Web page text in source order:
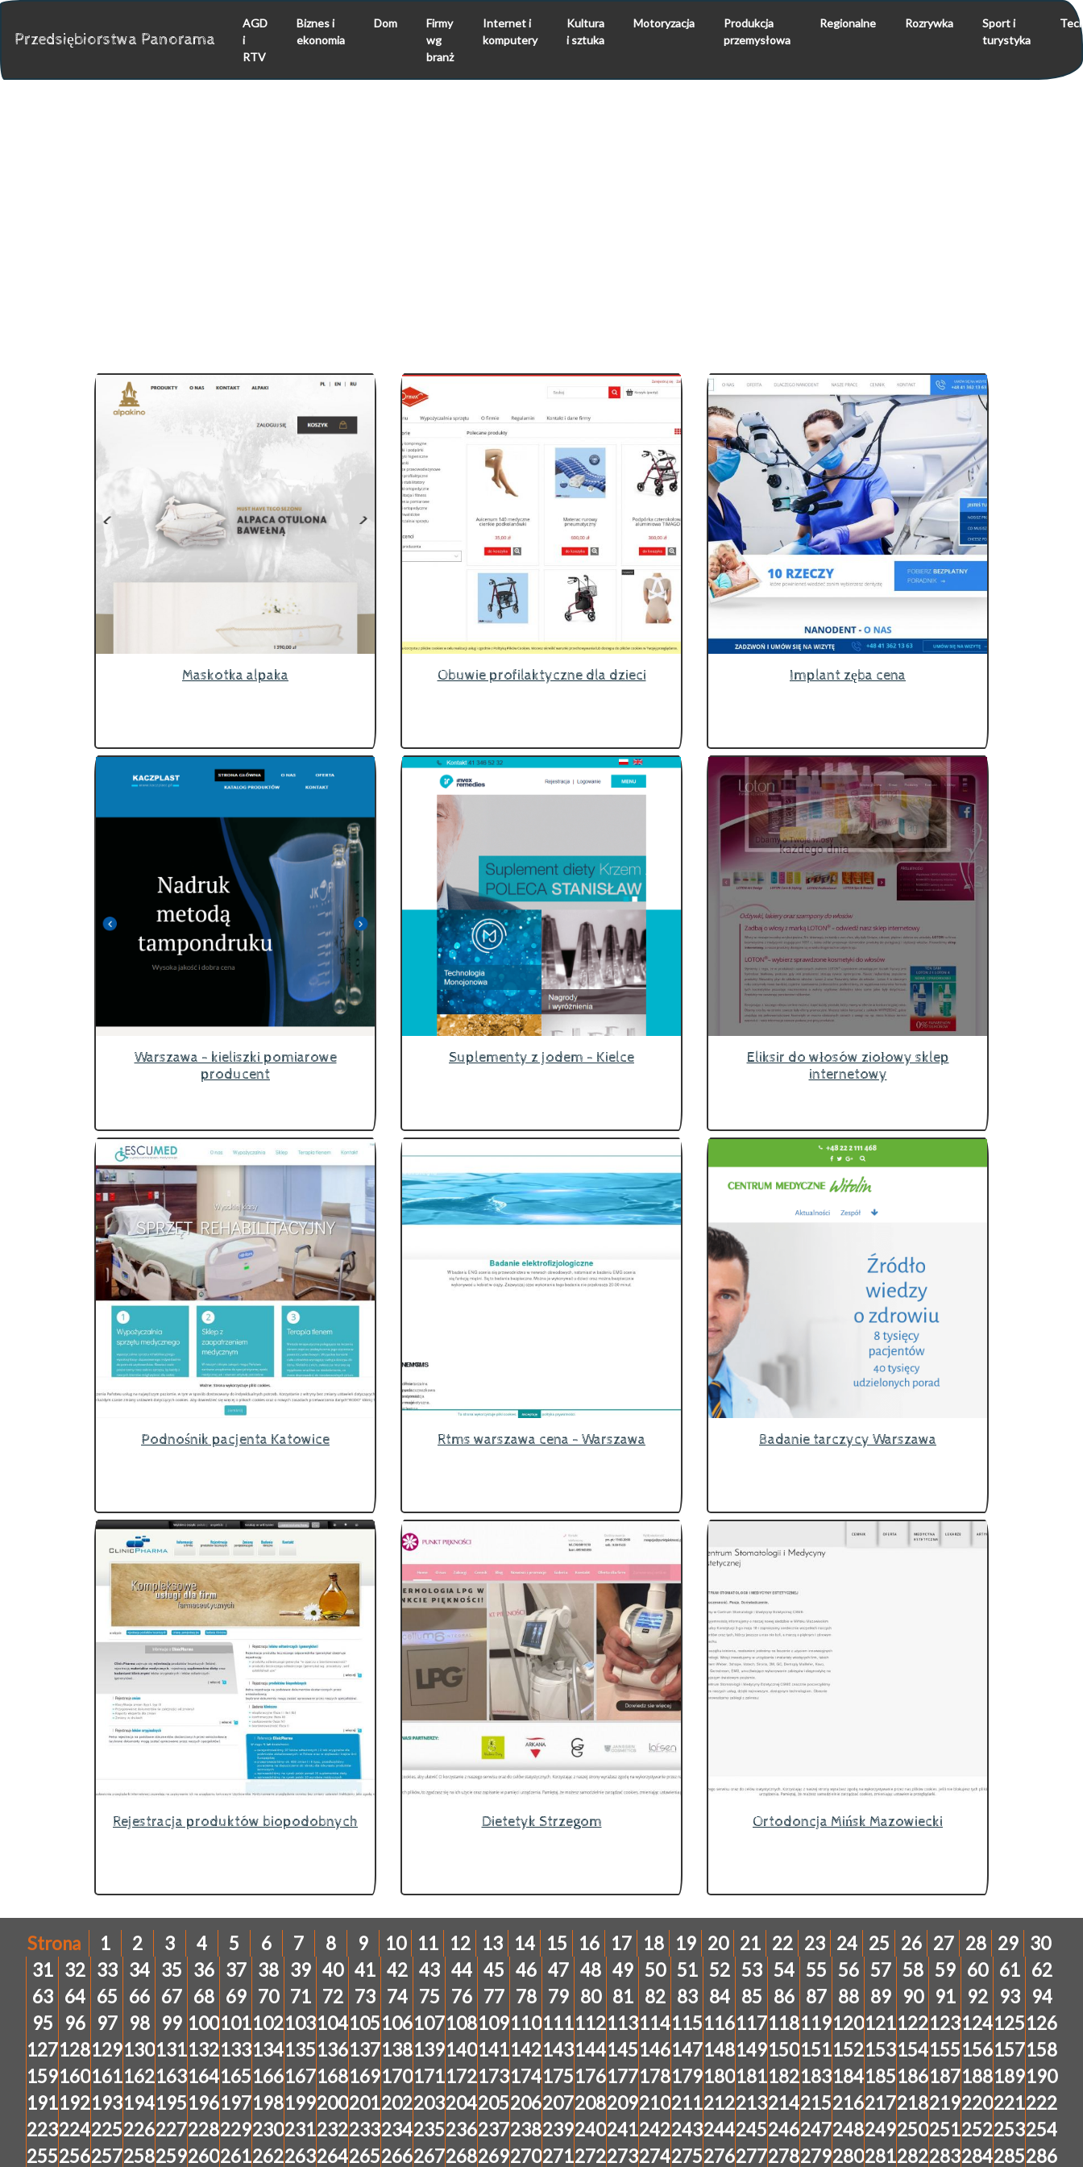
Przedsiębiorstwa Panorama
AGD
i
RTV
Biznes i
ekonomia
Dom
Firmy
wg
branż
Internet i
komputery
Kultura
i sztuka
Motoryzacja
Produkcja
przemysłowa
Regionalne Rozrywka
Sport i
turystyka
Maskotka alpaka Obuwie profilaktyczne dla dzieci Implant zęba cena
Warszawa - kieliszki pomiarowe
producent
Suplementy z jodem - Kielce
Eliksir do włosów ziołowy sklep
internetowy
Podnośnik pacjenta Katowice Rtms warszawa cena - Warszawa Badanie tarczycy Warszawa
Rejestracja produktów biopodobnych Dietetyk Strzegom Ortodoncja Mińsk Mazowiecki
Strona 1 2 3 4 5 6 7 8 9 10 11 12 13 14 15 16 17 18 19 20 21 22 23 24 25 26 27 28 29 30
31 32 33 34 35 36 37 38 39 40 41 42 43 44 45 46 47 48 49 50 51 52 53 54 55 56 57 58 59 60 61 62
63 64 65 66 67 68 69 70 71 72 73 74 75 76 77 78 79 80 81 82 83 84 85 86 87 88 89 90 91 92 93
94
95
96 97 98 99 100101102103104105106107108109110111112113114115116117118119120121122123124125126
127128129130131132133134135136137138139140141142143144145146147148149150151152153154155156157158
159160161162163164165166167168169170171172173174175176177178179180181182183184185186187188189190
191192193194195196197198199200201202203204205206207208209210211212213214215216217218219220221222
223224225226227228229230231232233234235236237238239240241242243244245246247248249250251252253254
255256257258259260261262263264265266267268269270271272273274275276277278279280281282283284285286